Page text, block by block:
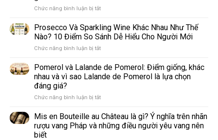
Chức năng bình luận bị tắtở
giống
nho
trắng
làm
vang
phổ
thế
Prosecco Và Sparkling Wine Khác Nhau Như Thế
Nào? 10 Điểm So Sánh Dễ Hiểu Cho Người Mới
Chức năng bình luận bị tắtở
Sparkling
Wine
Nhau
Thế
Nào?
10
Pomerol và Lalande de Pomerol: Điểm giống, khác
nhau và vì sao Lalande de Pomerol là lựa chọn
đáng giá?
Chức năng bình luận bị tắtở
và
Lalande
de
Mis en Bouteille au Château là gì? Ý nghĩa trên nhãn
rượu vang Pháp và những điều người yêu vang nên
biết